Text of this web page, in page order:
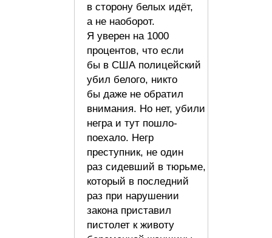
в сторону белых идёт,
а не наоборот.
Я уверен на 1000
процентов, что если
бы в США полицейский
убил белого, никто
бы даже не обратил
внимания. Но нет, убили
негра и тут пошло-
поехало. Негр
преступник, не один
раз сидевший в тюрьме,
который в последний
раз при нарушении
закона приставил
пистолет к животу